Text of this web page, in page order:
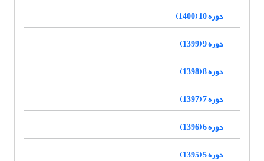
دوره 10 (1400)
دوره 9 (1399)
دوره 8 (1398)
دوره 7 (1397)
دوره 6 (1396)
دوره 5 (1395)